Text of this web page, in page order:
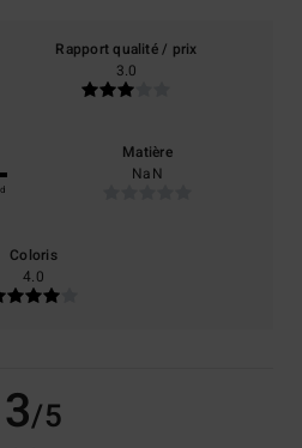
Rapport qualité / prix
3.0
Matière
NaN
Coloris
4.0
3/5